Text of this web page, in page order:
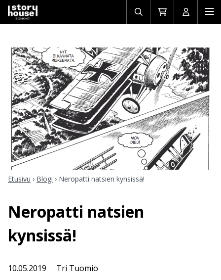
Avaa/sulje
haku
Siirry
ostoskoriin
Avaa/
Etusivu › Blogi › Neropatti natsien kynsissä!
Neropatti natsien
kynsissä!
10.05.2019 Tri Tuomio